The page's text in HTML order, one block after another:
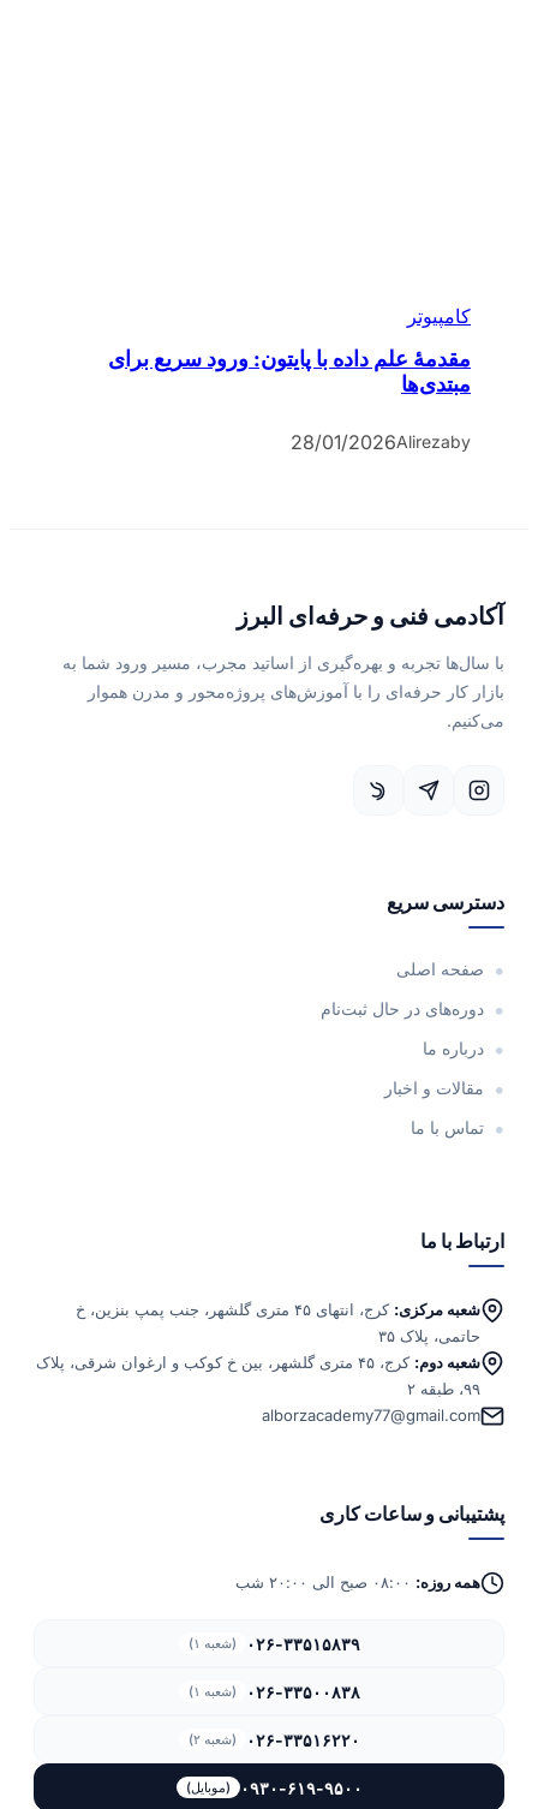
کامپیوتر
مقدمۀ علم داده با پایتون: ورود سریع برای
مبتدی‌ها
by
Alireza
28/01/2026
آکادمی فنی و حرفه‌ای البرز
با سال‌ها تجربه و بهره‌گیری از اساتید مجرب، مسیر ورود شما به
بازار کار حرفه‌ای را با آموزش‌های پروژه‌محور و مدرن هموار
می‌کنیم.
دسترسی سریع
صفحه اصلی
دوره‌های در حال ثبت‌نام
درباره ما
مقالات و اخبار
تماس با ما
ارتباط با ما
شعبه مرکزی:
کرج، انتهای ۴۵ متری گلشهر، جنب پمپ بنزین، خ
حاتمی، پلاک ۳۵
شعبه دوم:
کرج، ۴۵ متری گلشهر، بین خ کوکب و ارغوان شرقی، پلاک
۹۹، طبقه ۲
alborzacademy77@gmail.com
پشتیبانی و ساعات کاری
همه روزه:
۰۲۶-۳۳۵۱۵۸۳۹ (شعبه ۱)
۰۲۶-۳۳۵۰۰۸۳۸ (شعبه ۱)
۰۲۶-۳۳۵۱۶۲۲۰ (شعبه ۲)
۰۹۳۰-۶۱۹-۹۵۰۰ (موبایل)